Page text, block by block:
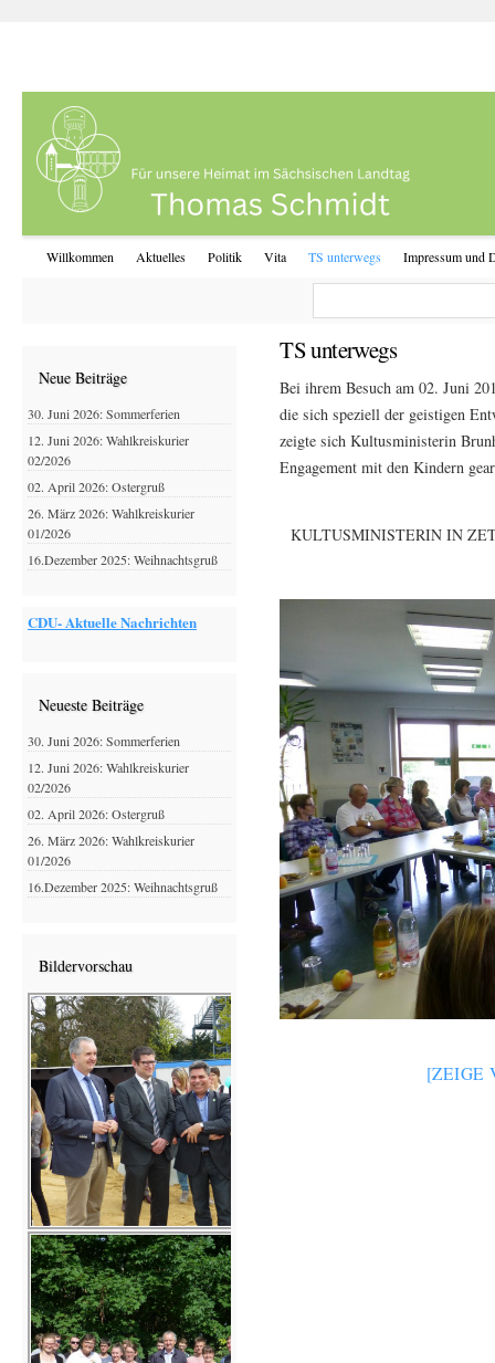
Willkommen Aktuelles Politik Vita TS unterwegs Impressum und
TS unterwegs
Bei ihrem Besuch am 02. Juni
die sich speziell der geistigen
zeigte sich Kultusministerin
Engagement mit den Kindern
KULTUSMINISTERIN IN
[ZEIGE
Neue Beiträge
30. Juni 2026: Sommerferien
12. Juni 2026: Wahlkreiskurier
02/2026
02. April 2026: Ostergruß
26. März 2026: Wahlkreiskurier
01/2026
16.Dezember 2025: Weihnachtsgruß
CDU- Aktuelle Nachrichten
Neueste Beiträge
30. Juni 2026: Sommerferien
12. Juni 2026: Wahlkreiskurier
02/2026
02. April 2026: Ostergruß
26. März 2026: Wahlkreiskurier
01/2026
16.Dezember 2025: Weihnachtsgruß
Bildervorschau